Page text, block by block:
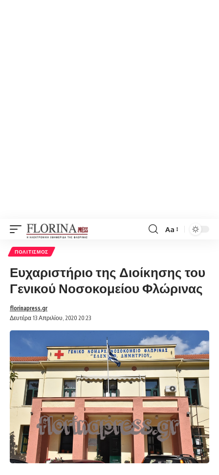
Font
Aa
ΠΟΛΙΤΙΣΜΌΣ
Ευχαριστήριο της Διοίκησης του
Γενικού Νοσοκομείου Φλώρινας
Δευτέρα 13 Απριλίου, 2020 20:23
florinapress.gr